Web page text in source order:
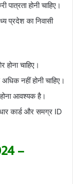
होनी चाहिए।
का निवासी
चाहिए।
नहीं होनी चाहिए।
आवश्यक है।
कार्ड और समग्र ID
–